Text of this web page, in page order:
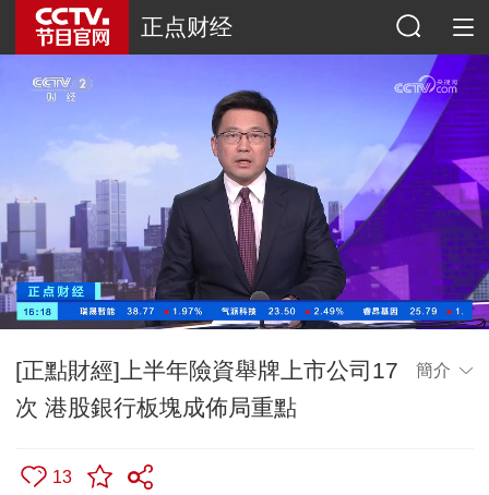
正点财经
[正點財經]上半年險資舉牌上市公司17
次 港股銀行板塊成佈局重點
簡介
13